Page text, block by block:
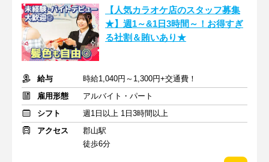
【人気カラオケ店のスタッフ募集
★】週1～&1日3時間～！お得すぎ
る社割＆賄いあり★
給与
時給1,040円～1,300円+交通費！
雇用形態
アルバイト・パート
シフト
週1日以上 1日3時間以上
アクセス
郡山駅
徒歩6分